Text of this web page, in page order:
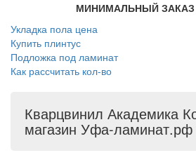
МИНИМАЛЬНЫЙ ЗАКАЗ
Укладка пола цена
Купить плинтус
Подложка под ламинат
Как рассчитать кол-во
Кварцвинил Академика
магазин Уфа-ламинат.рф